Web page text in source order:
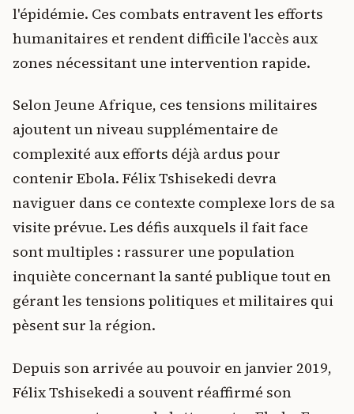
l'épidémie. Ces combats entravent les efforts
humanitaires et rendent difficile l'accès aux
zones nécessitant une intervention rapide.
Selon Jeune Afrique, ces tensions militaires
ajoutent un niveau supplémentaire de
complexité aux efforts déjà ardus pour
contenir Ebola. Félix Tshisekedi devra
naviguer dans ce contexte complexe lors de sa
visite prévue. Les défis auxquels il fait face
sont multiples : rassurer une population
inquiète concernant la santé publique tout en
gérant les tensions politiques et militaires qui
pèsent sur la région.
Depuis son arrivée au pouvoir en janvier 2019,
Félix Tshisekedi a souvent réaffirmé son